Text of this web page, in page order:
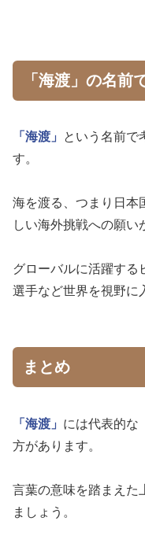
「海渡」の名前
「海渡」 という名前で
す。
海を渡る、つまり日本
しい海外挑戦への願い
グローバルに活躍する
選手など世界を視野に
まとめ
「海渡」 には代表的な
方があります。
言葉の意味を踏まえた
ましょう。